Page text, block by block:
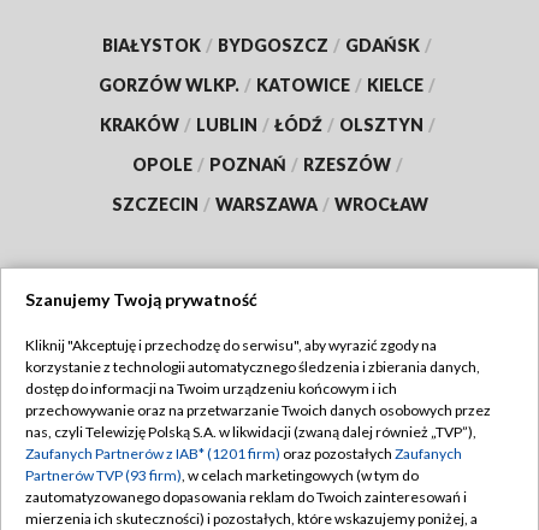
BIAŁYSTOK / BYDGOSZCZ / GDAŃSK /
GORZÓW WLKP. / KATOWICE / KIELCE /
KRAKÓW / LUBLIN / ŁÓDŹ / OLSZTYN /
OPOLE / POZNAŃ / RZESZÓW /
SZCZECIN / WARSZAWA / WROCŁAW
TVP
Abonament TVP
Emisja w TVP
Centrum informacji TVP
Regulamin TVP
Polityka prywatności
Moje zgody
Szanujemy Twoją prywatność
Kliknij "Akceptuję i przechodzę do serwisu", aby wyrazić zgody na
korzystanie z technologii automatycznego śledzenia i zbierania danych,
dostęp do informacji na Twoim urządzeniu końcowym i ich
przechowywanie oraz na przetwarzanie Twoich danych osobowych przez
nas, czyli Telewizję Polską S.A. w likwidacji (zwaną dalej również „TVP”),
Zaufanych Partnerów z IAB* (1201 firm) oraz pozostałych Zaufanych
Partnerów TVP (93 firm), w celach marketingowych (w tym do
zautomatyzowanego dopasowania reklam do Twoich zainteresowań i
mierzenia ich skuteczności) i pozostałych, które wskazujemy poniżej, a